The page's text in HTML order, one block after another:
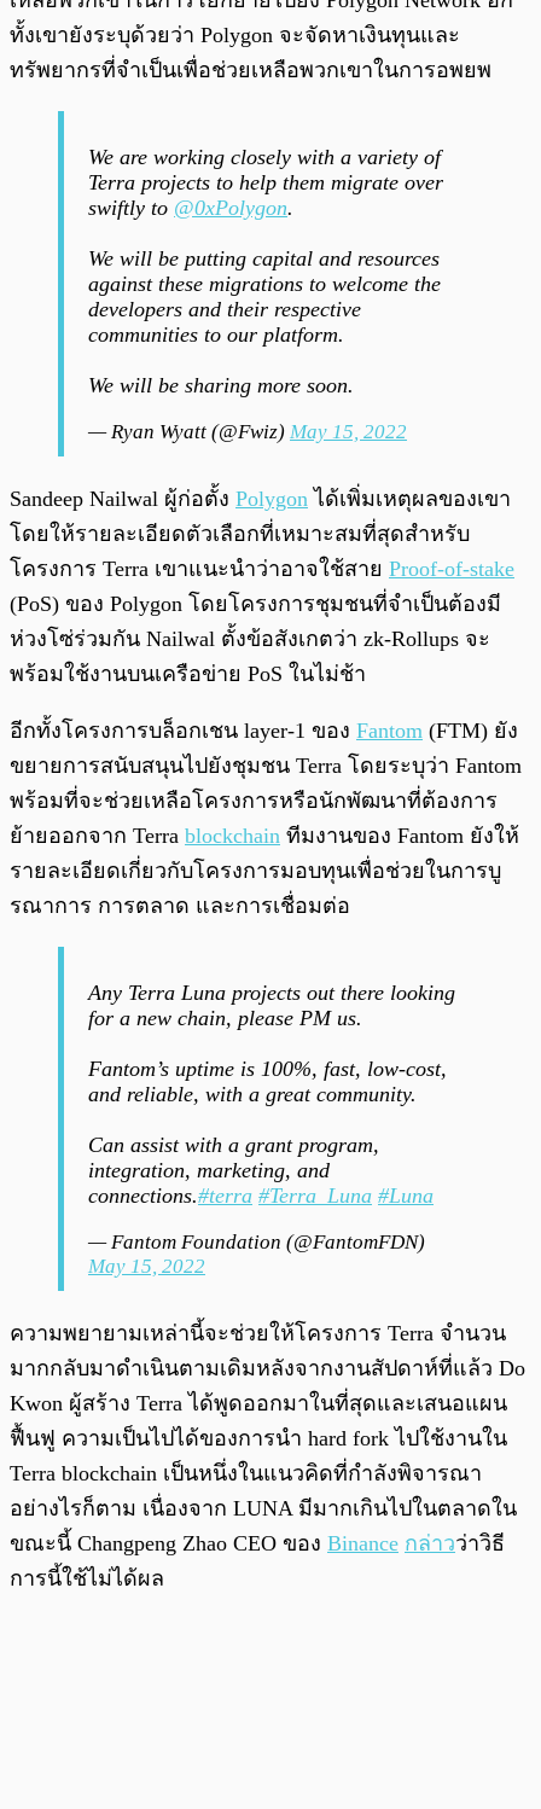
ทั้งเขายังระบุด้วยว่า Polygon จะจัดหาเงินทุนและ
ทรัพยากรที่จำเป็นเพื่อช่วยเหลือพวกเขาในการอพยพ
We are working closely with a variety of
Terra projects to help them migrate over
swiftly to @0xPolygon.
We will be putting capital and resources
against these migrations to welcome the
developers and their respective
communities to our platform.
We will be sharing more soon.
— Ryan Wyatt (@Fwiz) May 15, 2022
Sandeep Nailwal ผู้ก่อตั้ง Polygon ได้เพิ่มเหตุผลของเขา
โดยให้รายละเอียดตัวเลือกที่เหมาะสมที่สุดสำหรับ
โครงการ Terra เขาแนะนำว่าอาจใช้สาย Proof-of-stake
(PoS) ของ Polygon โดยโครงการชุมชนที่จำเป็นต้องมี
ห่วงโซ่ร่วมกัน Nailwal ตั้งข้อสังเกตว่า zk-Rollups จะ
พร้อมใช้งานบนเครือข่าย PoS ในไม่ช้า
อีกทั้งโครงการบล็อกเชน layer-1 ของ Fantom (FTM) ยัง
ขยายการสนับสนุนไปยังชุมชน Terra โดยระบุว่า Fantom
พร้อมที่จะช่วยเหลือโครงการหรือนักพัฒนาที่ต้องการ
ย้ายออกจาก Terra blockchain ทีมงานของ Fantom ยังให้
รายละเอียดเกี่ยวกับโครงการมอบทุนเพื่อช่วยในการบู
รณาการ การตลาด และการเชื่อมต่อ
Any Terra Luna projects out there looking
for a new chain, please PM us.
Fantom’s uptime is 100%, fast, low-cost,
and reliable, with a great community.
Can assist with a grant program,
integration, marketing, and
connections.#terra #Terra_Luna #Luna
— Fantom Foundation (@FantomFDN)
May 15, 2022
ความพยายามเหล่านี้จะช่วยให้โครงการ Terra จำนวน
มากกลับมาดำเนินตามเดิมหลังจากงานสัปดาห์ที่แล้ว Do
Kwon ผู้สร้าง Terra ได้พูดออกมาในที่สุดและเสนอแผน
ฟื้นฟู ความเป็นไปได้ของการนำ hard fork ไปใช้งานใน
Terra blockchain เป็นหนึ่งในแนวคิดที่กำลังพิจารณา
อย่างไรก็ตาม เนื่องจาก LUNA มีมากเกินไปในตลาดใน
ขณะนี้ Changpeng Zhao CEO ของ Binance กล่าวว่าวิธี
การนี้ใช้ไม่ได้ผล